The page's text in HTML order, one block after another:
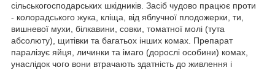
сільськогосподарських шкідників. Засіб чудово працює проти
- колорадського жука, кліща, від яблучної плодожерки, ти,
вишневої мухи, білкавини, совки, томатної молі (тута
абсолюту), щитівки та багатьох інших комах. Препарат
паралізує яйця, личинки та імаго (дорослі особини) комах,
унаслідок чого вони втрачають здатність до живлення і